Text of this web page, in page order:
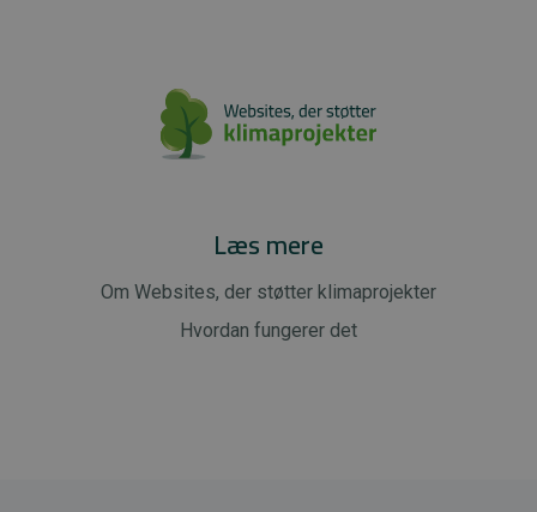
Læs mere
Om Websites, der støtter klimaprojekter
Hvordan fungerer det